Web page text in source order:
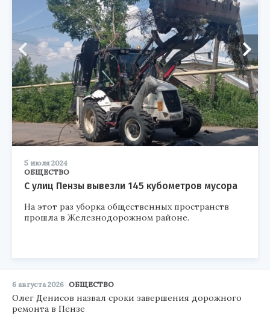
5 июля 2024
ОБЩЕСТВО
С улиц Пензы вывезли 145 кубометров мусора
На этот раз уборка общественных пространств
прошла в Железнодорожном районе.
6 августа 2026 ОБЩЕСТВО
Олег Денисов назвал сроки завершения дорожного
ремонта в Пензе